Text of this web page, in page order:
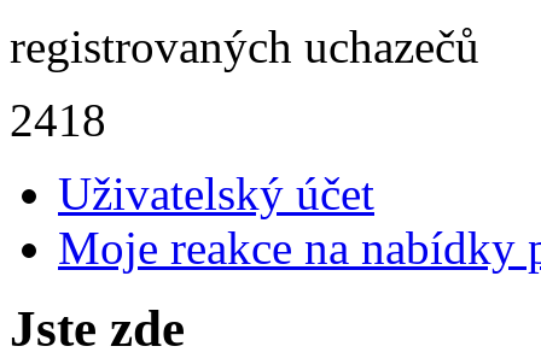
registrovaných uchazečů
2418
Uživatelský účet
Moje reakce na nabídky
Jste zde